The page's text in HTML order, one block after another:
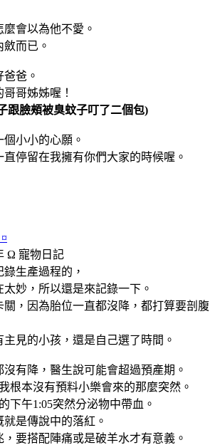
會以為他不愛。
而已。
爸。
哥姊姊喔！
跟臉頰被臭蚊子叮了二個包)
小小的心願。
留在我擁有你們大家的時候喔。
Ω 寵物日記
生產過程的，
妙，所以還是來記錄一下。
，因為胎位一直都沒降，都打算要剖腹
的小孩，還是自己選了時間。
降，醫生說可能會超過預產期。
本沒有預料小樂會來的那麼突然。
午1:05突然分泌物中帶血。
是傳說中的落紅。
搭配陣痛或是破羊水才有意義。